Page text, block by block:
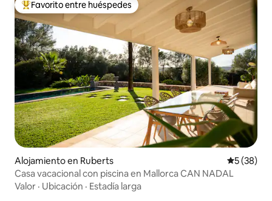
Favorito entre los huéspedes más destacados
Favorito entre huéspedes
Alojamiento en Ruberts
5 (38)
Casa vacacional con piscina en Mallorca CAN NADAL
Valor · Ubicación · Estadía larga